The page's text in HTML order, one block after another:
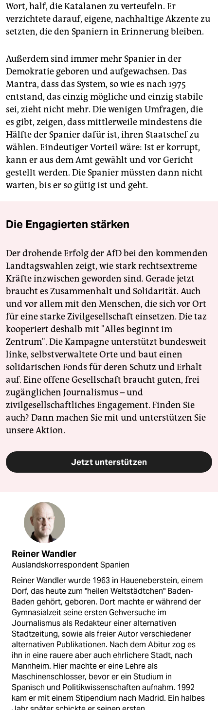
Wort, half, die Katalanen zu verteufeln. Er
verzichtete darauf, eigene, nachhaltige Akzente zu
setzten, die den Spaniern in Erinnerung bleiben.
Außerdem sind immer mehr Spanier in der
Demokratie geboren und aufgewachsen. Das
Mantra, dass das System, so wie es nach 1975
entstand, das einzig mögliche und einzig stabile
sei, zieht nicht mehr. Die wenigen Umfragen, die
es gibt, zeigen, dass mittlerweile mindestens die
Hälfte der Spanier dafür ist, ihren Staatschef zu
wählen. Eindeutiger Vorteil wäre: Ist er korrupt,
kann er aus dem Amt gewählt und vor Gericht
gestellt werden. Die Spanier müssten dann nicht
warten, bis er so gütig ist und geht.
Die Engagierten stärken
Der drohende Erfolg der AfD bei den kommenden
Landtagswahlen zeigt, wie stark rechtsextreme
Kräfte inzwischen geworden sind. Gerade jetzt
braucht es Zusammenhalt und Solidarität. Auch
und vor allem mit den Menschen, die sich vor Ort
für eine starke Zivilgesellschaft einsetzen. Die taz
kooperiert deshalb mit "Alles beginnt im
Zentrum". Die Kampagne unterstützt bundesweit
linke, selbstverwaltete Orte und baut einen
solidarischen Fonds für deren Schutz und Erhalt
auf. Eine offene Gesellschaft braucht guten, frei
zugänglichen Journalismus – und
zivilgesellschaftliches Engagement. Finden Sie
auch? Dann machen Sie mit und unterstützen Sie
unsere Aktion.
Jetzt unterstützen
Reiner Wandler
Auslandskorrespondent Spanien
Reiner Wandler wurde 1963 in Haueneberstein, einem
Dorf, das heute zum "heilen Weltstädtchen" Baden-
Baden gehört, geboren. Dort machte er während der
Gymnasialzeit seine ersten Gehversuche im
Journalismus als Redakteur einer alternativen
Stadtzeitung, sowie als freier Autor verschiedener
alternativen Publikationen. Nach dem Abitur zog es
ihn in eine rauere aber auch ehrlichere Stadt, nach
Mannheim. Hier machte er eine Lehre als
Maschinenschlosser, bevor er ein Studium in
Spanisch und Politikwissenschaften aufnahm. 1992
kam er mit einem Stipendium nach Madrid. Ein halbes